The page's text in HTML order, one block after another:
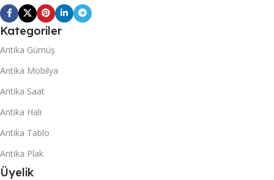
Kategoriler
Antika Gümüş
Antika Mobilya
Antika Saat
Antika Halı
Antika Tablo
Antika Plak
Üyelik